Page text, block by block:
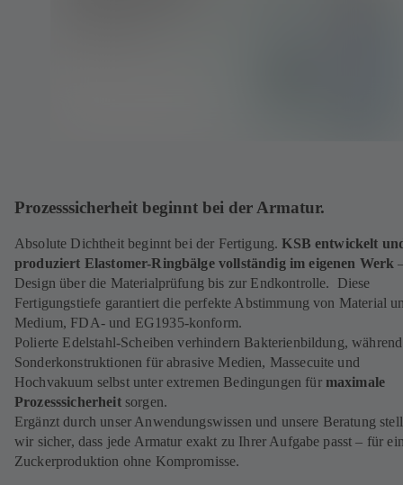
n
T
a
b
)
Prozesssicherheit beginnt bei der Armatur.
Absolute Dichtheit beginnt bei der Fertigung.KSB entwickelt
produziert Elastomer-Ringbälge vollständig im eigenen Werk
Design über die Material­prüfung bis zur Endkontrolle.
Diese
Fertigungstiefe garantiert die perfekte Abstimmung von Material
Medium, FDA- und EG1935-konform.
Polierte Edelstahl-Scheiben verhindern Bakterienbildung, während
Sonder­konstruktionen für abrasive Medien, Massecuite und
Hochvakuum selbst unter extremen Bedingungen für maximale
Prozesssicherheitsorgen.
Ergänzt durch unser Anwendungswissen und unsere Beratung
wir sicher, dass jede Armatur exakt zu Ihrer Aufgabe passt – für
Zuckerproduktion ohne Kompromisse.